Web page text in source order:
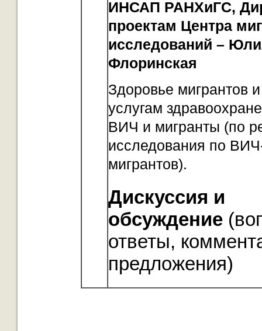
ИНСАП РАНХиГС,
проектам Центра
исследований –
Флоринская
Здоровье мигрантов
услугам
ВИЧ и мигранты (по
исследования по
мигрантов).
Дискуссия и
обсуждение
ответы,
предложения)